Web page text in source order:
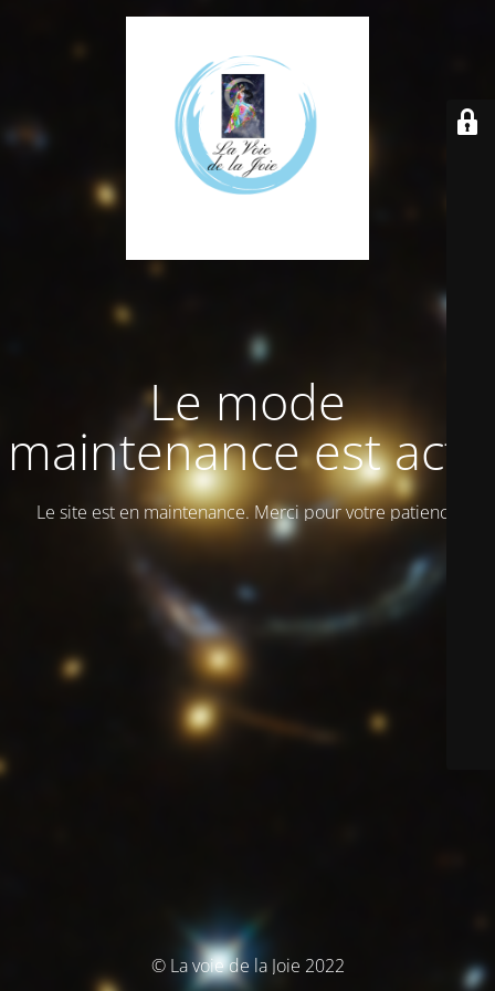
Le mode
maintenance est actif
Le site est en maintenance. Merci pour votre patience
© La voie de la Joie 2022